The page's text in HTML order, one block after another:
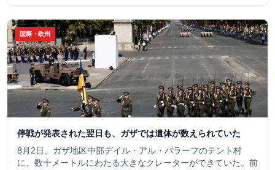
国際・欧州
停戦が発表された翌日も、ガザでは遺体が数えられていた
8月2日、ガザ地区中部デイル・アル・バラーフのテント村
に、数十メートルにわたる大きなクレーターができていた。前